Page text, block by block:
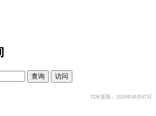
TDK更新：2026年08月07日